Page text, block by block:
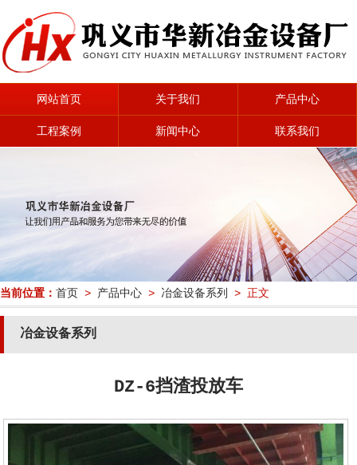
网站首页 关于我们 产品中心
工程案例 新闻中心 联系我们
当前位置： 首页 > 产品中心 > 冶金设备系列 > 正文
冶金设备系列
DZ-6挡渣投放车